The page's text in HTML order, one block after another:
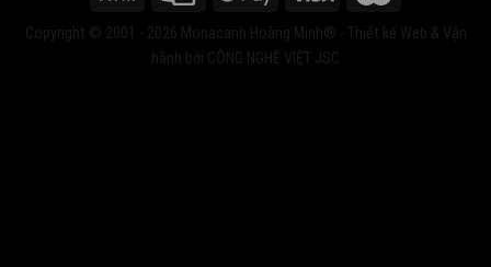
Copyright © 2001 - 2026 Monacanh Hoàng Minh® - Thiết kế Web & Vận
hành bởi CÔNG NGHỆ VIỆT JSC